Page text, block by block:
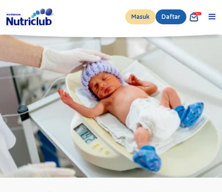
Masuk Daftar